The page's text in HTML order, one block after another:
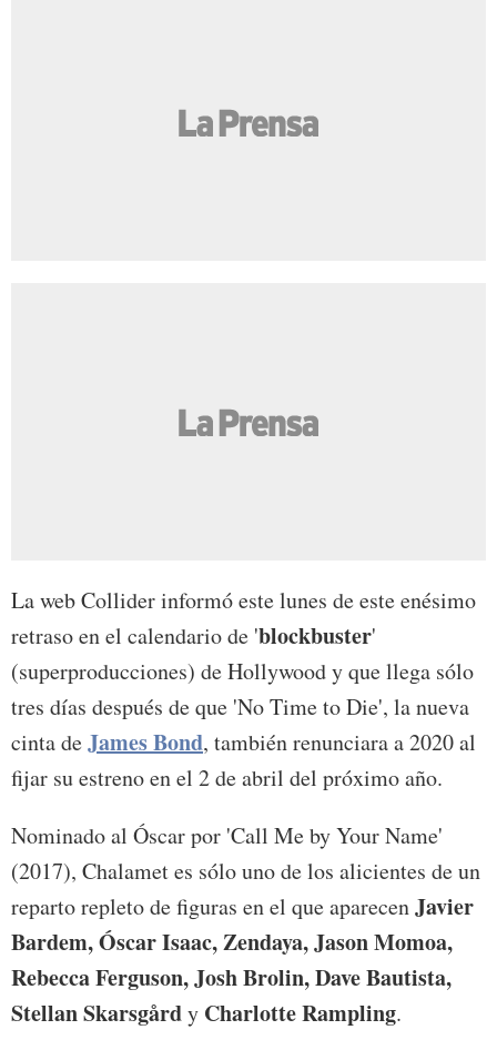
La web Collider informó este lunes de este enésimo
retraso en el calendario de 'blockbuster'
(superproducciones) de Hollywood y que llega sólo
tres días después de que 'No Time to Die', la nueva
cinta deJames Bond, también renunciara a 2020 al
fijar su estreno en el 2 de abril del próximo año.
Nominado al Óscar por 'Call Me by Your Name'
(2017), Chalamet es sólo uno de los alicientes de un
reparto repleto de figuras en el que aparecenJavier
Bardem, Óscar Isaac, Zendaya, Jason Momoa,
Rebecca Ferguson, Josh Brolin, Dave Bautista,
Stellan Skarsgårdy Charlotte Rampling.